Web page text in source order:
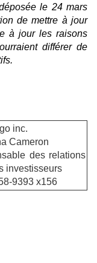
le 24 mars
de mettre à jour
à jour les raisons
différer de
inc.
Cameron
des relations
investisseurs
9393 x156